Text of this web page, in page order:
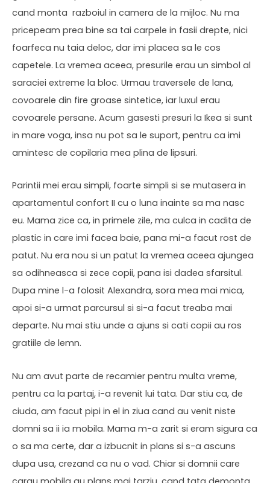
cand monta razboiul in camera de la mijloc. Nu ma
pricepeam prea bine sa tai carpele in fasii drepte, nici
foarfeca nu taia deloc, dar imi placea sa le cos
capetele. La vremea aceea, presurile erau un simbol al
saraciei extreme la bloc. Urmau traversele de lana,
covoarele din fire groase sintetice, iar luxul erau
covoarele persane. Acum gasesti presuri la Ikea si sunt
in mare voga, insa nu pot sa le suport, pentru ca imi
amintesc de copilaria mea plina de lipsuri.
Parintii mei erau simpli, foarte simpli si se mutasera in
apartamentul confort II cu o luna inainte sa ma nasc
eu. Mama zice ca, in primele zile, ma culca in cadita de
plastic in care imi facea baie, pana mi-a facut rost de
patut. Nu era nou si un patut la vremea aceea ajungea
sa odihneasca si zece copii, pana isi dadea sfarsitul.
Dupa mine l-a folosit Alexandra, sora mea mai mica,
apoi si-a urmat parcursul si si-a facut treaba mai
departe. Nu mai stiu unde a ajuns si cati copii au ros
gratiile de lemn.
Nu am avut parte de recamier pentru multa vreme,
pentru ca la partaj, i-a revenit lui tata. Dar stiu ca, de
ciuda, am facut pipi in el in ziua cand au venit niste
domni sa ii ia mobila. Mama m-a zarit si eram sigura ca
o sa ma certe, dar a izbucnit in plans si s-a ascuns
dupa usa, crezand ca nu o vad. Chiar si domnii care